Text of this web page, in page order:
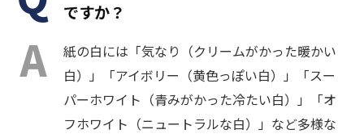
ですか？
紙の白には「気なり（クリームがかった暖かい
白）」「アイボリー（黄色っぽい白）」「スー
パーホワイト（青みがかった冷たい白）」「オ
フホワイト（ニュートラルな白）」など多様な